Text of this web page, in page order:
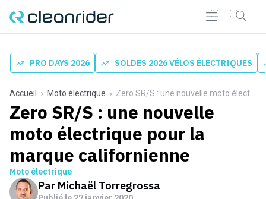
PRO DAYS 2026 SOLDES 2026 VÉLOS ÉLECTRIQUES
Accueil Moto électrique Zero SR/S : une nouvelle moto électrique pour la marque californienne
Zero SR/S : une nouvelle
moto électrique pour la
marque californienne
Moto électrique
Par Michaël Torregrossa